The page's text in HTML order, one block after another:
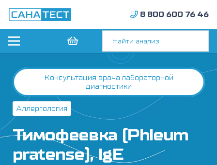
8 800 600 76 46
Консультация врача лабораторной
диагностики
Аллергология
Тимофеевка (Phleum
pratense), IgE